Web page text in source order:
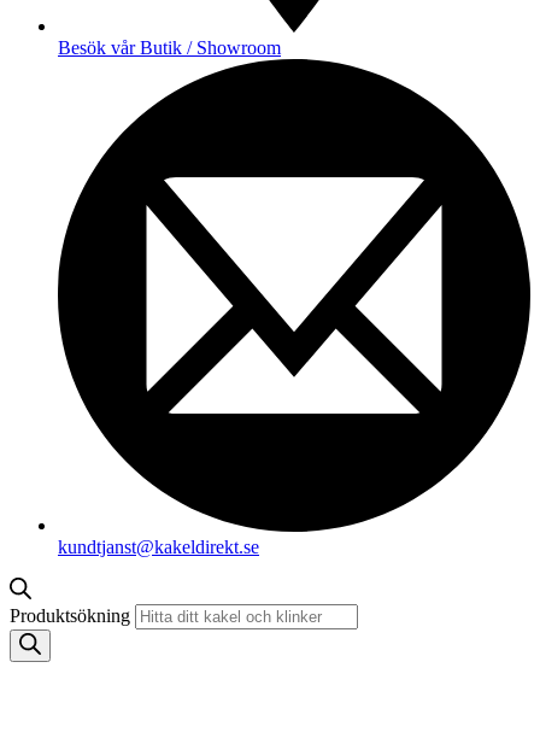
Besök vår Butik / Showroom
kundtjanst@kakeldirekt.se
Produktsökning